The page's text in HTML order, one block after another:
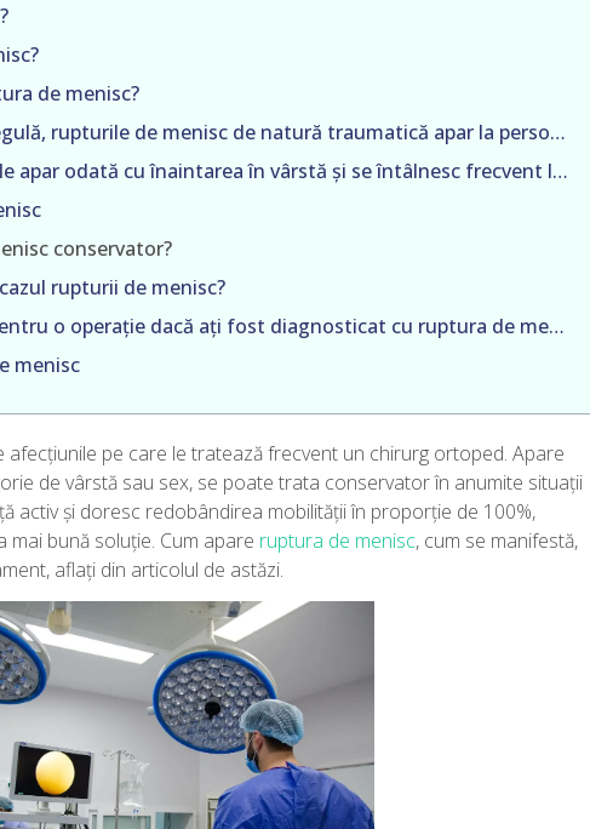
de menisc?
Leziuni traumatice – De regulă, rupturile de menisc de natură traumatică apar la persoanele cu un stil de viață activ, în special în cazul celor care practică activități fizice care solicită genunchiul. Aici întâlnim următoarele tipuri de rupturi:
Leziunile degenerative – Ele apar odată cu înaintarea în vârstă și se întâlnesc frecvent la pacienții trecuți de 40-50 de ani, fiind o consecință a uzurii meniscului. Aici amintim:
conservator?
rupturii de menisc?
Cum vă puteți programa pentru o operație dacă ați fost diagnosticat cu ruptura de menisc?
menisc
afecțiunile pe care le tratează frecvent un chirurg ortoped. Apare
de vârstă sau sex, se poate trata conservator în anumite situații
activ și doresc redobândirea mobilității în proporție de 100%,
bună soluție. Cum apare ruptura de menisc, cum se manifestă,
aflați din articolul de astăzi.